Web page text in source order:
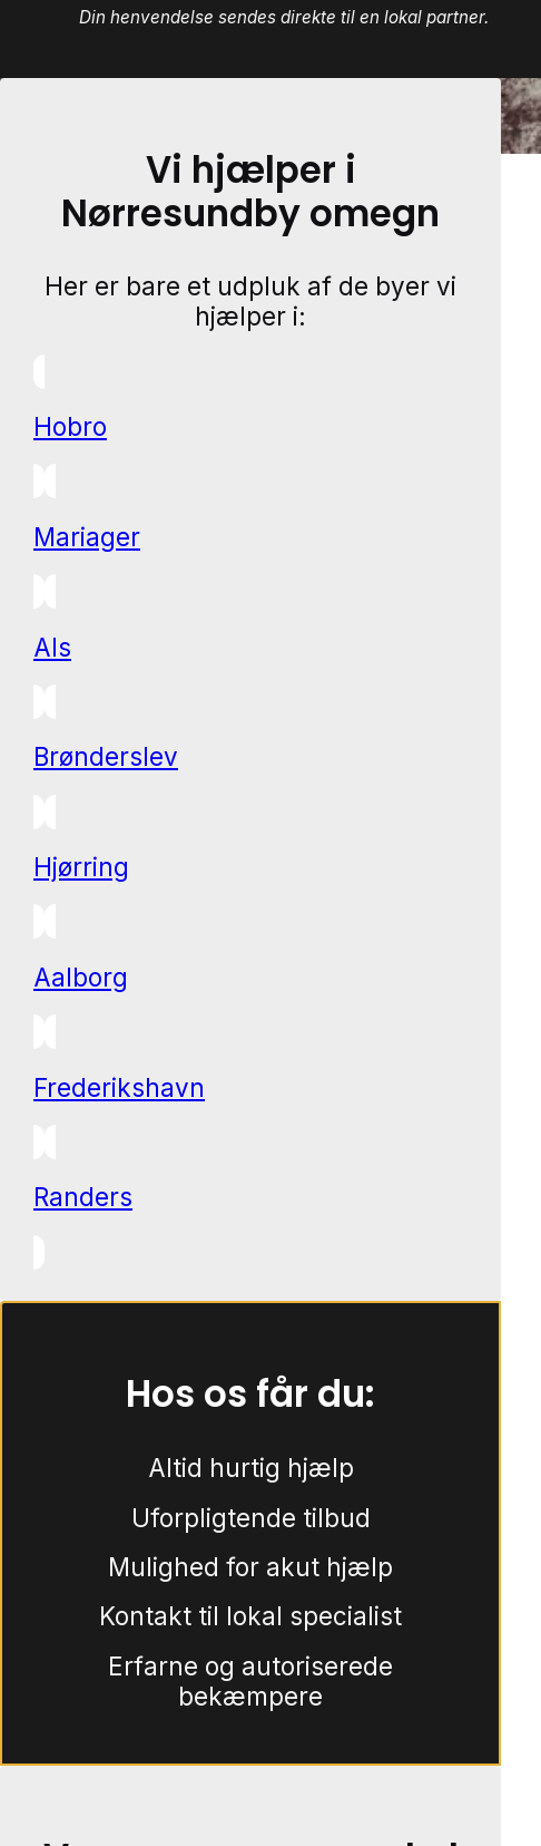
Din henvendelse sendes direkte til en lokal partner.
Vi hjælper i
Nørresundby omegn
Her er bare et udpluk af de byer vi
hjælper i:
Hobro
Mariager
Als
Brønderslev
Hjørring
Aalborg
Frederikshavn
Randers
Hos os får du:
Altid hurtig hjælp
Uforpligtende tilbud
Mulighed for akut hjælp
Kontakt til lokal specialist
Erfarne og autoriserede
bekæmpere